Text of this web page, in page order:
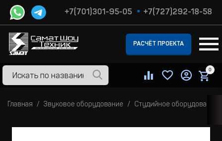
+7(701)301-95-05 +7(727)292-18-58
РАСЧЁТ ПРОЕКТА
0
Главная Звуковое оборудование Студийное оборудование